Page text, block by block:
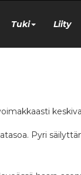
Tuki Liity
Pyri